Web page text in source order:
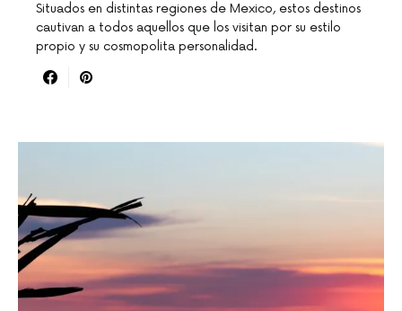
Situados en distintas regiones de Mexico, estos destinos
cautivan a todos aquellos que los visitan por su estilo
propio y su cosmopolita personalidad.